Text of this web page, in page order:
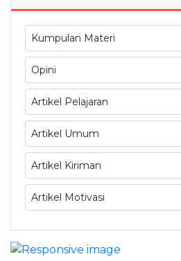
Kumpulan Materi
Opini
Artikel Pelajaran
Artikel Umum
Artikel Kiriman
Artikel Motivasi